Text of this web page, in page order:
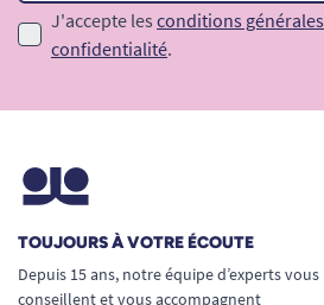
J'accepte les conditions générales
confidentialité.
TOUJOURS À VOTRE ÉCOUTE
Depuis 15 ans, notre équipe d’experts vous
conseillent et vous accompagnent